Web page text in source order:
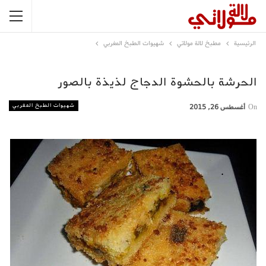
الرئيسية مطبخ لالة مولاتي شهيوات الطبخ المغربي
الحرشة بالحشوة الدجاج لذيذة بالصور
شهيوات الطبخ المغربي On أغسطس 26, 2015